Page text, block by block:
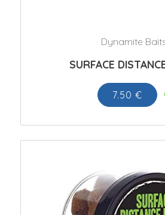
Dynamite
SURFACE
7.50 €